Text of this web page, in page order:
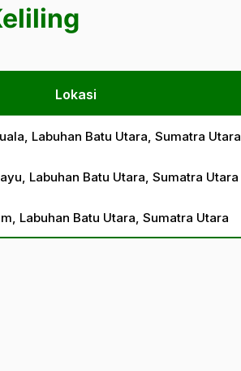
Lokasi
Labuhan Batu Utara, Sumatra Utara
Labuhan Batu Utara, Sumatra Utara
Labuhan Batu Utara, Sumatra Utara